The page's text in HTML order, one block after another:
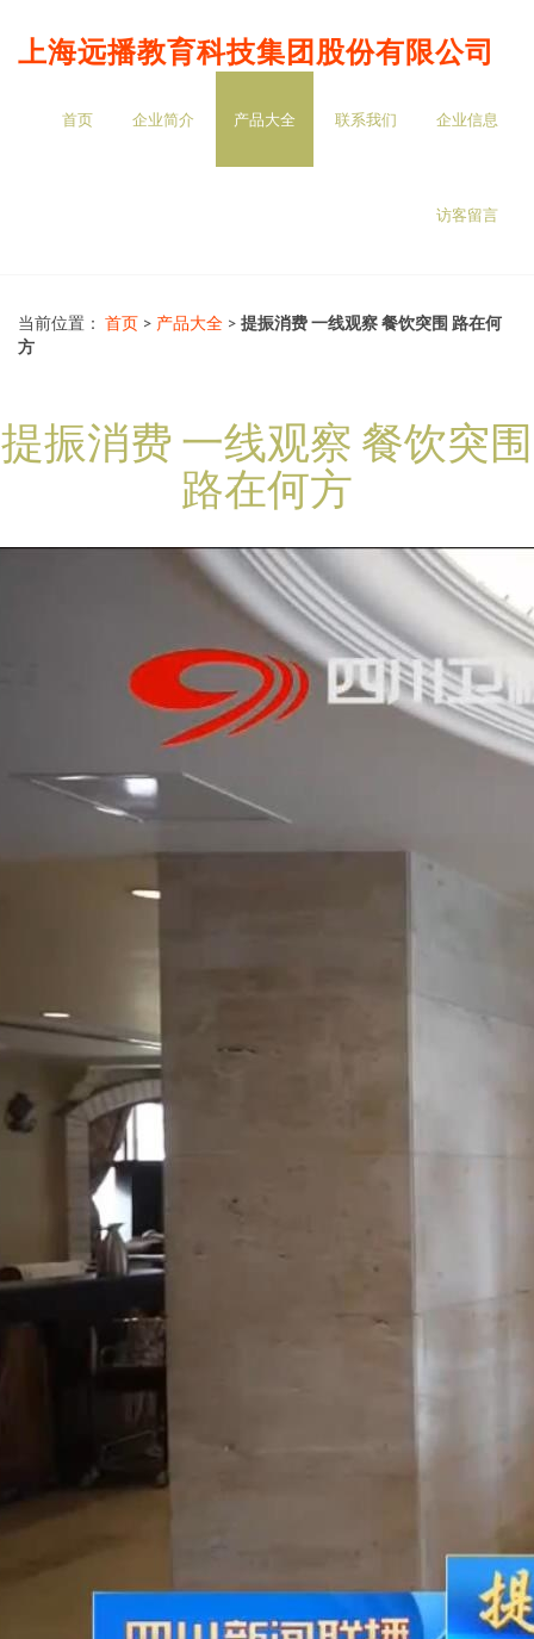
上海远播教育科技集团股份有限公司
首页 企业简介 产品大全 联系我们 企业信息
访客留言
当前位置： 首页 > 产品大全 > 提振消费 一线观察 餐饮突围 路在何
方
提振消费 一线观察 餐饮突围
路在何方